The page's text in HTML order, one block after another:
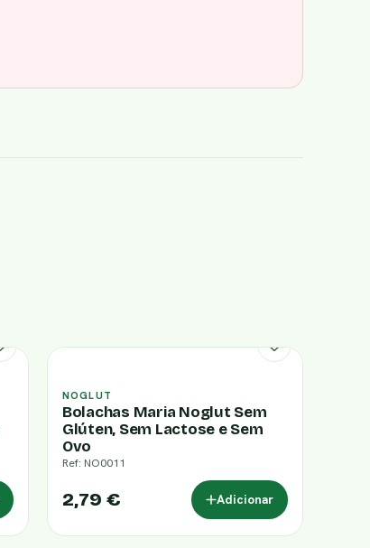
NOGLUT
Bolachas Maria Noglut Sem
Glúten, Sem Lactose e Sem
Ovo
Ref: NO0011
2,79 € Adicionar